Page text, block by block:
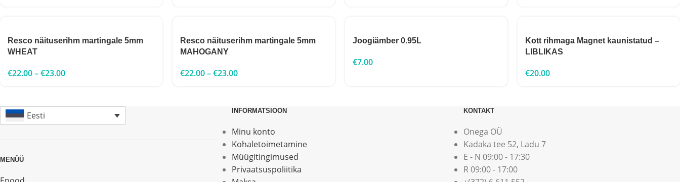
Resco näituserihm martingale 5mm
WHEAT
€22.00–€23.00
Resco näituserihm martingale 5mm
MAHOGANY
€22.00–€23.00
Joogiämber 0.95L
€7.00
Kott rihmaga Magnet kaunistatud –
LIBLIKAS
€20.00
Eesti
MENÜÜ
INFORMATSIOON
Minu konto
Kohaletoimetamine
Müügitingimused
Privaatsuspoliitika
KONTAKT
Onega OÜ
Kadaka tee 52, Ladu 7
E - N 09:00 - 17:30
R 09:00 - 17:00